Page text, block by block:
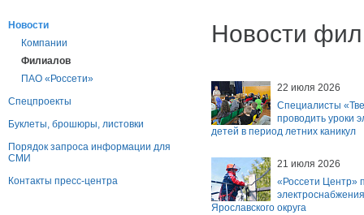
Новости
Компании
Филиалов
ПАО «Россети»
Спецпроекты
Буклеты, брошюры, листовки
Порядок запроса информации для
СМИ
Контакты пресс-центра
Новости
22 июля 2026
Специалисты
проводить уроки
детей в период летних каникул
21 июля 2026
«Россети Центр»
Ярославского округа